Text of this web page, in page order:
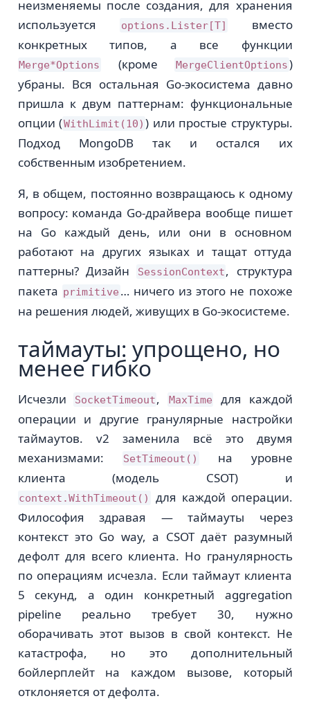
неизменяемы после создания, для хранения
используется
options.Lister[T]
вместо
конкретных типов, а все функции
Merge*Options (кроме MergeClientOptions)
убраны. Вся остальная Go-экосистема давно
пришла к двум паттернам: функциональные
опции (WithLimit(10) ) или простые структуры.
Подход MongoDB так и остался их
собственным изобретением.
Я, в общем, постоянно возвращаюсь к одному
вопросу: команда Go-драйвера вообще пишет
на Go каждый день, или они в основном
работают на других языках и тащат оттуда
паттерны? Дизайн
SessionContext, структура
пакета primitive … ничего из этого не похоже
на решения людей, живущих в Go-экосистеме.
таймауты: упрощено, но
менее гибко
Исчезли SocketTimeout, MaxTime
для каждой
операции и другие гранулярные настройки
таймаутов. v2 заменила всё это двумя
механизмами:
SetTimeout()
на уровне
клиента (модель CSOT) и
context.WithTimeout()
для каждой операции.
Философия здравая — таймауты через
контекст это Go way, а CSOT даёт разумный
дефолт для всего клиента. Но гранулярность
по операциям исчезла. Если таймаут клиента
5 секунд, а один конкретный aggregation
pipeline реально требует 30, нужно
оборачивать этот вызов в свой контекст. Не
катастрофа, но это дополнительный
бойлерплейт на каждом вызове, который
отклоняется от дефолта.